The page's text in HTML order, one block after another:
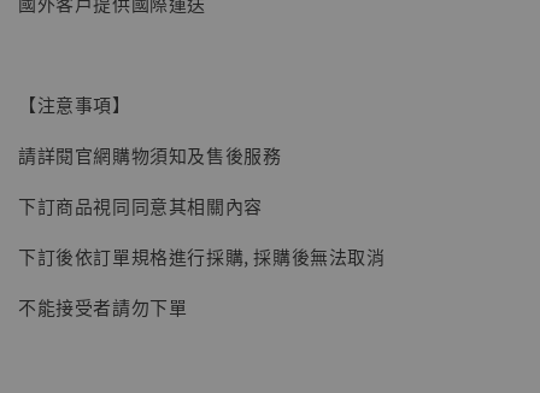
子彈飛 鵝城縣長 張麻子 [BK01]
NT$ 4,980
【注意事項】
請詳閱官網購物須知及售後服務
下訂商品視同同意其相關內容
下訂後依訂單規格進行採購, 採購後無法取消
不能接受者請勿下單